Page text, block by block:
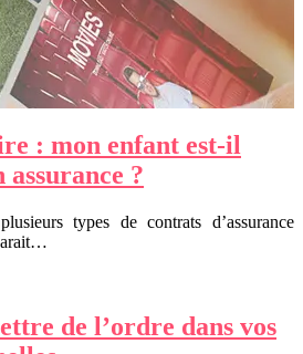
: mon enfant est-il
?
types de contrats d’assurance
de l’ordre dans vos